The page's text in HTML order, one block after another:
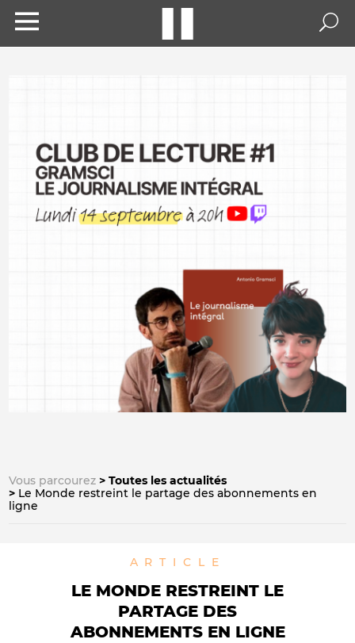
Vous parcourez
Toutes les actualités
Le Monde restreint le partage des abonnements en
ligne
ARTICLE
LE MONDE RESTREINT LE
PARTAGE DES
ABONNEMENTS EN LIGNE